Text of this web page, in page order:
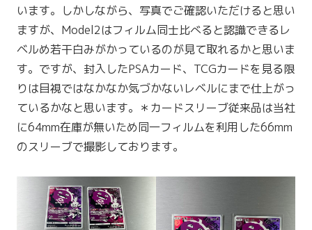
います。しかしながら、写真でご確認いただけると思い
ますが、Model2はフィルム同士比べると認識できるレ
ベルめ若干白みがかっているのが見て取れるかと思いま
す。ですが、封入したPSAカード、TCGカードを見る限
りは目視ではなかなか気づかないレベルにまで仕上がっ
ているかなと思います。＊カードスリーブ従来品は当社
に64mm在庫が無いため同一フィルムを利用した66mm
のスリーブで撮影しております。